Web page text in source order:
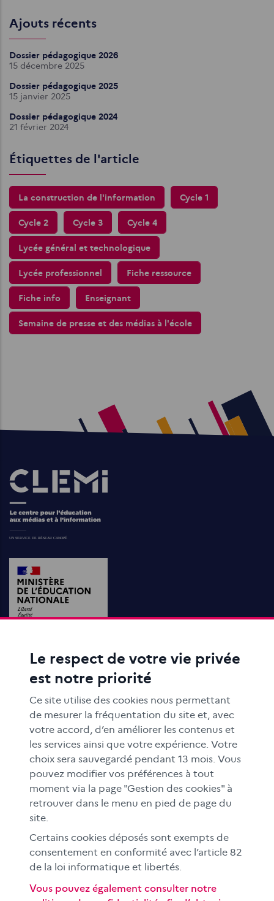
Ajouts récents
Dossier pédagogique 2026
15 décembre 2025
Dossier pédagogique 2025
15 janvier 2025
Dossier pédagogique 2024
21 février 2024
Étiquettes de l'article
La construction de l'information Cycle 1
Cycle 2 Cycle 3 Cycle 4
Lycée général et technologique
Lycée professionnel Fiche ressource
Fiche info Enseignant
Semaine de presse et des médias à l'école
Images
ACTIONS ÉDUCATIVES
FORMATION
RESSOURCES
MÉDIAS SCOLAIRES
FAMILLES
Le CLEMI
En académies
À l'international
CLEMI sup
Espace presse
Le respect de votre vie privée
est notre priorité
Ce site utilise des cookies nous permettant
de mesurer la fréquentation du site et, avec
votre accord, d’en améliorer les contenus et
les services ainsi que votre expérience. Votre
choix sera sauvegardé pendant 13 mois. Vous
pouvez modifier vos préférences à tout
moment via la page "Gestion des cookies" à
retrouver dans le menu en pied de page du
site.
Certains cookies déposés sont exempts de
consentement en conformité avec l’article 82
de la loi informatique et libertés.
Vous pouvez également consulter notre